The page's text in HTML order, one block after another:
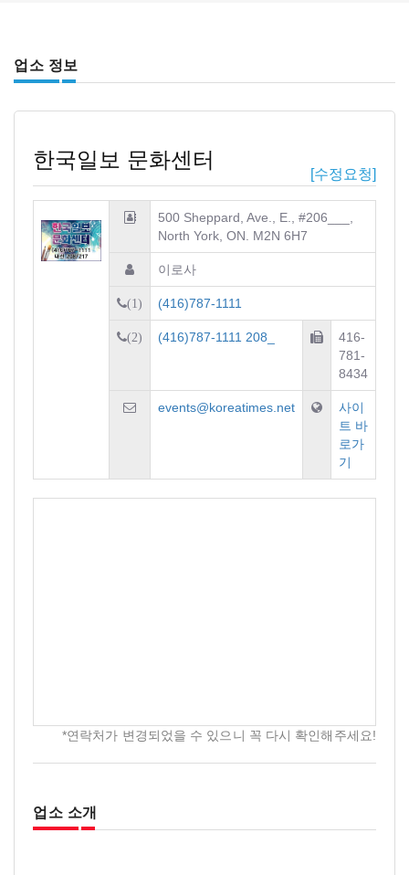
업소 정보
한국일보 문화센터
[수정요청]
500 Sheppard, Ave., E., #206___,
North York, ON. M2N 6H7
이로사
(1) (416)787-1111
(2) (416)787-1111 208_
416-
781-
8434
events@koreatimes.net
사이
트 바
로가
기
*연락처가 변경되었을 수 있으니 꼭 다시 확인해주세요!
업소 소개